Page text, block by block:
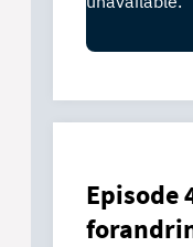
Episode